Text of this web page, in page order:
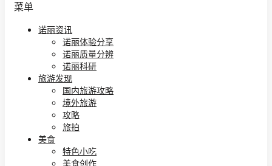
菜单
诺丽资讯
诺丽体验分享
诺丽质量分辨
诺丽科研
旅游发现
国内旅游攻略
境外旅游
攻略
旅拍
美食
特色小吃
美食创作